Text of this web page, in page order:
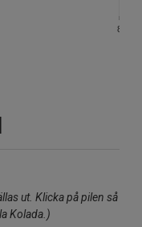
8
ut. Klicka på pilen så
Kolada.)